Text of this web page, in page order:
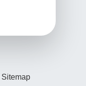
Sitemap